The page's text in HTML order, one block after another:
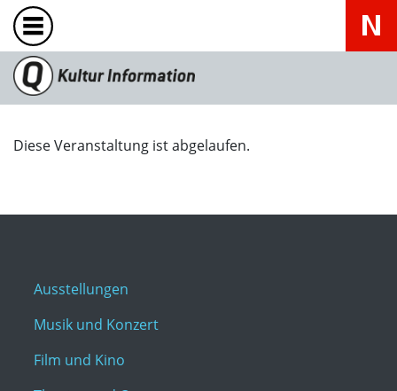
Diese Veranstaltung ist abgelaufen.
Ausstellungen
Musik und Konzert
Film und Kino